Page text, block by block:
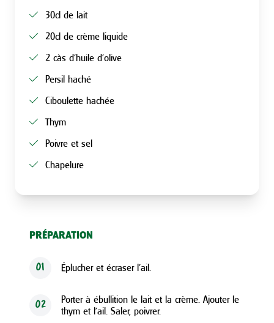
30cl de lait
20cl de crème liquide
2 càs d’huile d’olive
Persil haché
Ciboulette hachée
Thym
Poivre et sel
Chapelure
PRÉPARATION
01 Éplucher et écraser l’ail.
02
Porter à ébullition le lait et la crème. Ajouter le
thym et l’ail. Saler, poivrer.